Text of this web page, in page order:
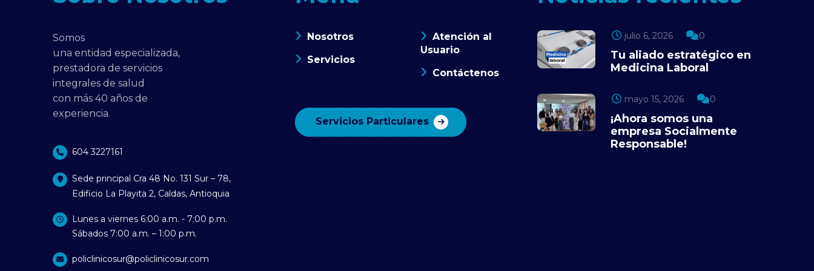
Somos
una entidad especializada,
prestadora de servicios
integrales de salud
con más 40 años de
experiencia.
604 3227161
Sede principal Cra 48 No. 131 Sur – 78,
Edificio La Playita 2, Caldas, Antioquia
Lunes a viernes 6:00 a.m. - 7:00 p.m.
Sábados 7:00 a.m. – 1:00 p.m.
policlinicosur@policlinicosur.com
Nosotros
Servicios
Atención al
Usuario
Contáctenos
Servicios Particulares
julio 6, 2026 0
Tu aliado estratégico en
Medicina Laboral
mayo 15, 2026 0
¡Ahora somos una
empresa Socialmente
Responsable!